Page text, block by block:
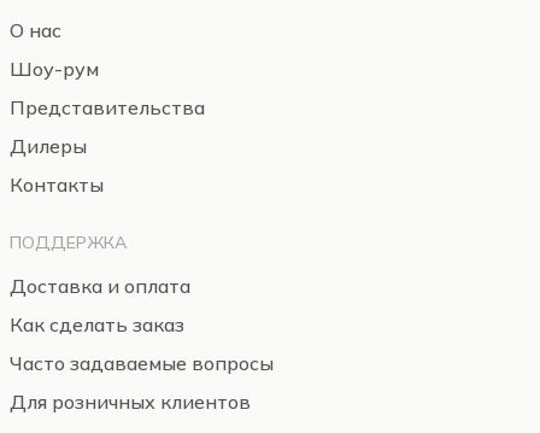
О нас
Шоу-рум
Представительства
Дилеры
Контакты
ПОДДЕРЖКА
Доставка и оплата
Как сделать заказ
Часто задаваемые вопросы
Для розничных клиентов